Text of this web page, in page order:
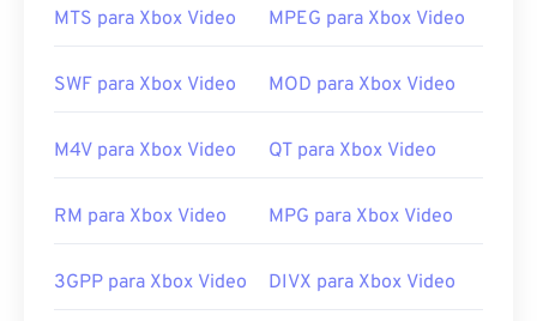
arquivo AVI é usar uma versão doMicrosoft
internet, os reprodutores de mídia de hardware
também os suportam. Se um arquivo AVI não abrir,
Lançamento inicial:1992
MTS para Xbox Video MPEG para Xbox Video
SWF para Xbox Video MOD para Xbox Video
M4V para Xbox Video QT para Xbox Video
RM para Xbox Video MPG para Xbox Video
3GPP para Xbox Video DIVX para Xbox Video